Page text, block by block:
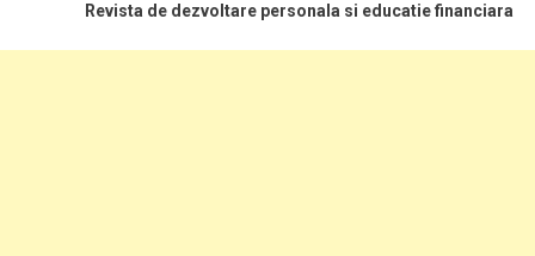
Revista de dezvoltare personala si educatie financiara